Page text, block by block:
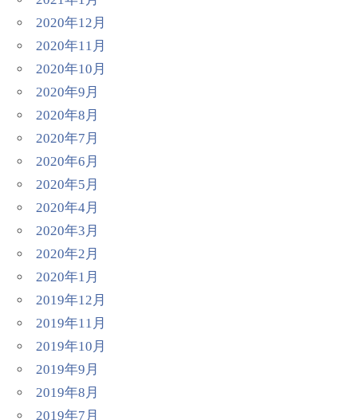
2020年12月
2020年11月
2020年10月
2020年9月
2020年8月
2020年7月
2020年6月
2020年5月
2020年4月
2020年3月
2020年2月
2020年1月
2019年12月
2019年11月
2019年10月
2019年9月
2019年8月
2019年7月